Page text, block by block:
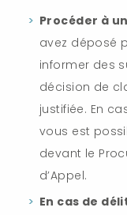
Procéder à
avez déposé
informer des
décision de
justifiée. En
vous est
devant le
d’Appel.
En cas de